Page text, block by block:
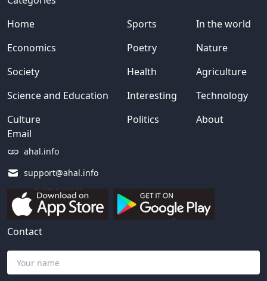
Email
ahal.info
support@ahal.info
Home
Economics
Society
Science and Education
Culture
Sports
Poetry
Health
Interesting
Politics
In the world
Nature
Agriculture
Technology
About
Contact